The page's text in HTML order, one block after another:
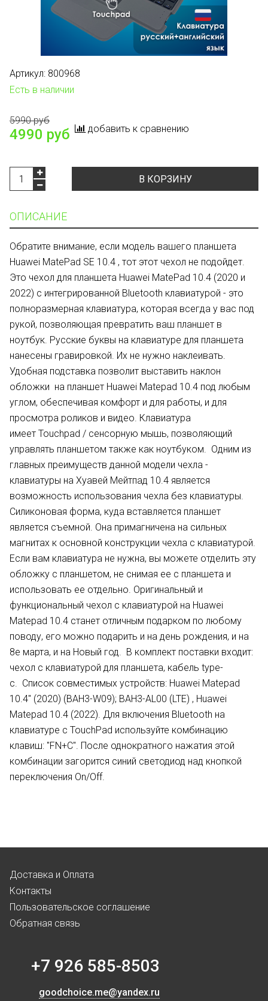
Артикул: 800968
Есть в наличии
5990 руб
4990 руб добавить к сравнению
В КОРЗИНУ
ОПИСАНИЕ
Обратите внимание, если модель вашего планшета
Huawei MatePad SE 10.4 , тот этот чехол не подойдет.
Это чехол для планшета Huawei MatePad 10.4 (2020 и
2022) с интегрированной Bluetooth клавиатурой - это
полноразмерная клавиатура, которая всегда у вас под
рукой, позволяющая превратить ваш планшет в
ноутбук. Русские буквы на клавиатуре для планшета
нанесены гравировкой. Их не нужно наклеивать.
Удобная подставка позволит выставить наклон
обложки на планшет Huawei Matepad 10.4 под любым
углом, обеспечивая комфорт и для работы, и для
просмотра роликов и видео. Клавиатура
имеет Touchpad / сенсорную мышь, позволяющий
управлять планшетом также как ноутбуком. Одним из
главных преимуществ данной модели чехла -
клавиатуры на Хуавей Мейтпад 10.4 является
возможность использования чехла без клавиатуры.
Силиконовая форма, куда вставляется планшет
является съемной. Она примагничена на сильных
магнитах к основной конструкции чехла с клавиатурой.
Если вам клавиатура не нужна, вы можете отделить эту
обложку с планшетом, не снимая ее с планшета и
использовать ее отдельно. Оригинальный и
функциональный чехол с клавиатурой на Huawei
Matepad 10.4 станет отличным подарком по любому
поводу, его можно подарить и на день рождения, и на
8е марта, и на Новый год. В комплект поставки входит:
чехол с клавиатурой для планшета, кабель type-
c. Cписок совместимых устройств: Huawei Matepad
10.4" (2020) (BAH3-W09); BAH3-AL00 (LTE) , Huawei
Matepad 10.4 (2022). Для включения Bluetooth на
клавиатуре с TouchPad используйте комбинацию
клавиш: "FN+C". После однократного нажатия этой
комбинации загорится синий светодиод над кнопкой
переключения On/Off.
Доставка и Оплата
Контакты
Пользовательское соглашение
Обратная связь
+7 926 585-8503
goodchoice.me@yandex.ru